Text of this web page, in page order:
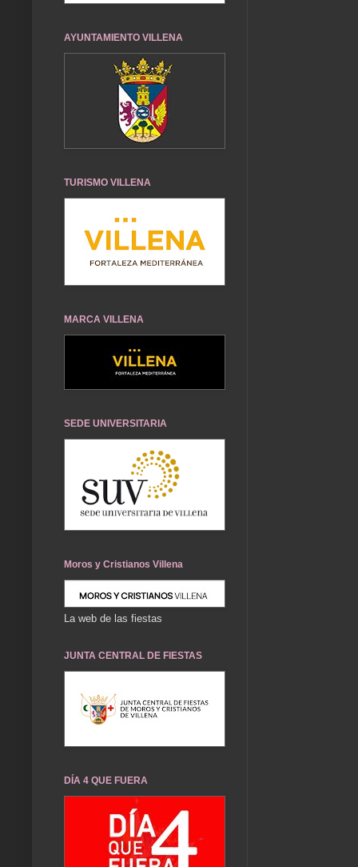
AYUNTAMIENTO VILLENA
TURISMO VILLENA
MARCA VILLENA
SEDE UNIVERSITARIA
Moros y Cristianos Villena
La web de las fiestas
JUNTA CENTRAL DE FIESTAS
DÍA 4 QUE FUERA